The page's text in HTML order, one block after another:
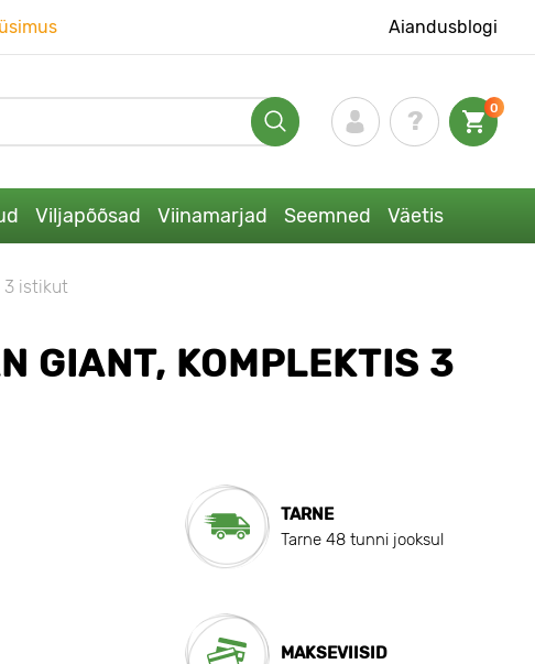
Aiandusblogi
0
Viljapõõsad Viinamarjad Seemned Väetis
3 istikut
GIANT, KOMPLEKTIS 3
TARNE
Tarne 48 tunni jooksul
MAKSEVIISID